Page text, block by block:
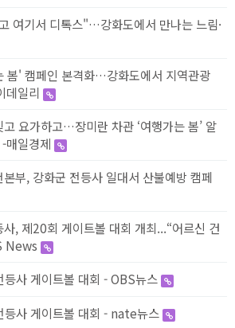
여기서 디톡스"…강화도에서 만나는 느림·
봄' 캠페인 본격화…강화도에서 지역관광
데일리
고 요가하고…장미란 차관 ‘여행가는 봄’ 알
매일경제
본부, 강화군 전등사 일대서 산불예방 캠페
사, 제20회 게이트볼 대회 개최...“어르신 건
News
사 게이트볼 대회 - OBS뉴스
등사 게이트볼 대회 - nate뉴스